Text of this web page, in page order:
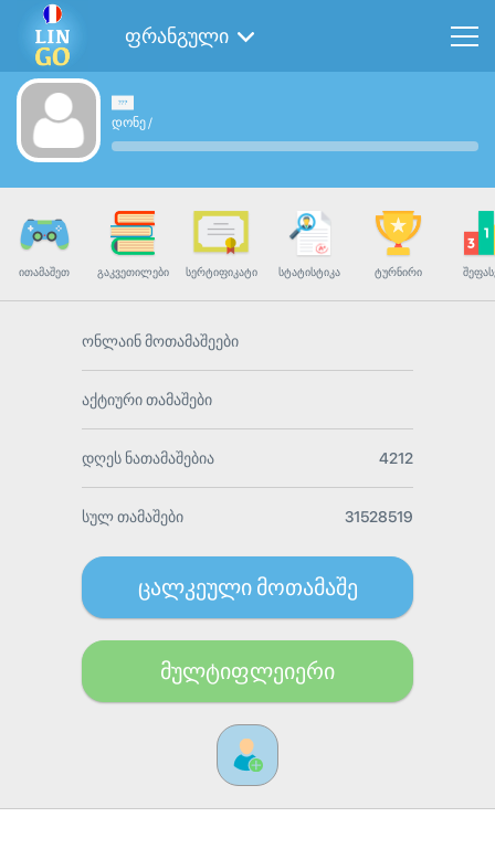
ფრანგული
დონე/
ᲘᲗᲐᲛᲐᲨᲔᲗ ᲒᲐᲙᲕᲔᲗᲘᲚᲔᲑᲘ ᲡᲔᲠᲢᲘᲤᲘᲙᲐᲢᲘ ᲡᲢᲐᲢᲘᲡᲢᲘᲙᲐ ᲢᲣᲠᲜᲘᲠᲘ
ონლაინ მოთამაშეები
აქტიური თამაშები
დღეს ნათამაშებია 4212
სულ თამაშები 31528519
ცალკეული მოთამაშე
მულტიფლეიერი